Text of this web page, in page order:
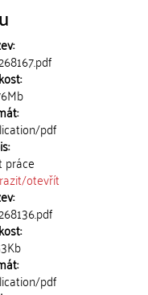
pdf
práce
otevřít
pdf